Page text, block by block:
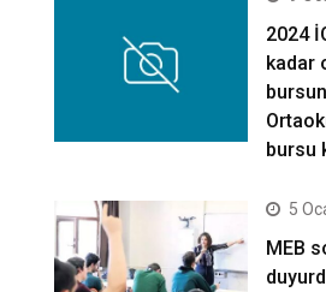
2024
kadar
bursu
5
MEB